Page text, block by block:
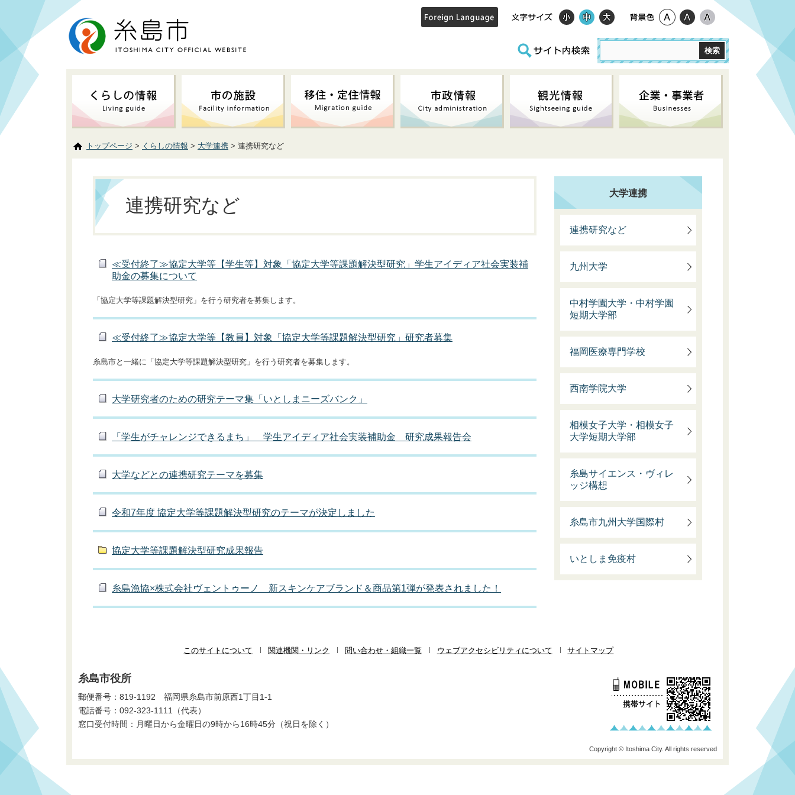
トップページ > くらしの情報 > 大学連携 > 連携研究など
連携研究など
≪受付終了≫協定大学等【学生等】対象「協定大学等課題解決型研究」学生アイディア社会実装補
助金の募集について
「協定大学等課題解決型研究」を行う研究者を募集します。
≪受付終了≫協定大学等【教員】対象「協定大学等課題解決型研究」研究者募集
糸島市と一緒に「協定大学等課題解決型研究」を行う研究者を募集します。
大学研究者のための研究テーマ集「いとしまニーズバンク」
「学生がチャレンジできるまち」 学生アイディア社会実装補助金 研究成果報告会
大学などとの連携研究テーマを募集
令和7年度 協定大学等課題解決型研究のテーマが決定しました
協定大学等課題解決型研究成果報告
糸島漁協×株式会社ヴェントゥーノ 新スキンケアブランド＆商品第1弾が発表されました！
大学連携
連携研究など
九州大学
中村学園大学・中村学園
短期大学部
福岡医療専門学校
西南学院大学
相模女子大学・相模女子
大学短期大学部
糸島サイエンス・ヴィレ
ッジ構想
糸島市九州大学国際村
いとしま免疫村
このサイトについて 関連機関・リンク 問い合わせ・組織一覧 ウェブアクセシビリティについて サイトマップ
糸島市役所
郵便番号：819-1192 福岡県糸島市前原西1丁目1-1
電話番号： 092-323-1111
（代表）
窓口受付時間：月曜日から金曜日の9時から16時45分（祝日を除く）
Copyright © Itoshima City. All rights reserved